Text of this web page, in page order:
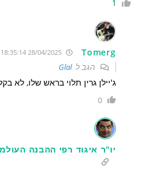
1
Tomerg
הגב לGlal
ג'יילן גרין תלוי בראש שלו, לא
0
יו"ר איגוד רפי ההבנה